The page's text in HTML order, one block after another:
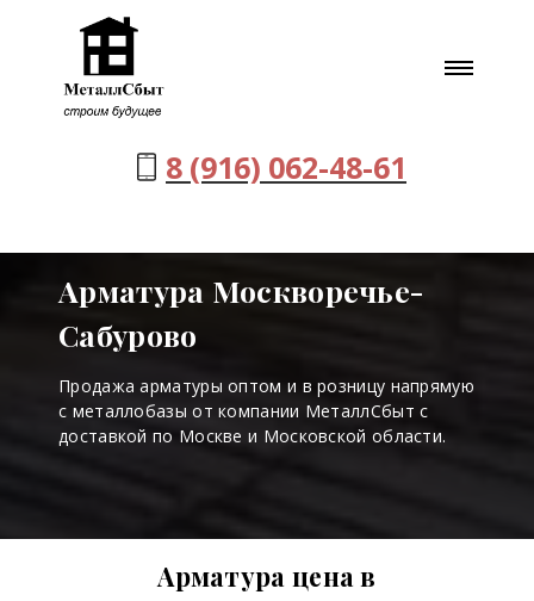
8 (916) 062-48-61
Арматура Москворечье-
Сабурово
Продажа арматуры оптом и в розницу напрямую
с металлобазы от компании МеталлСбыт с
доставкой по Москве и Московской области.
Арматура цена в